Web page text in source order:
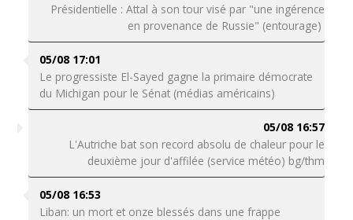
Présidentielle : Attal à son tour visé par "une ingérence
en provenance de Russie" (entourage)
05/08 17:01
Le progressiste El-Sayed gagne la primaire démocrate
du Michigan pour le Sénat (médias américains)
05/08 16:57
L'Autriche bat son record absolu de chaleur pour le
deuxième jour d'affilée (service météo) bg/thm
05/08 16:53
Liban: un mort et onze blessés dans une frappe